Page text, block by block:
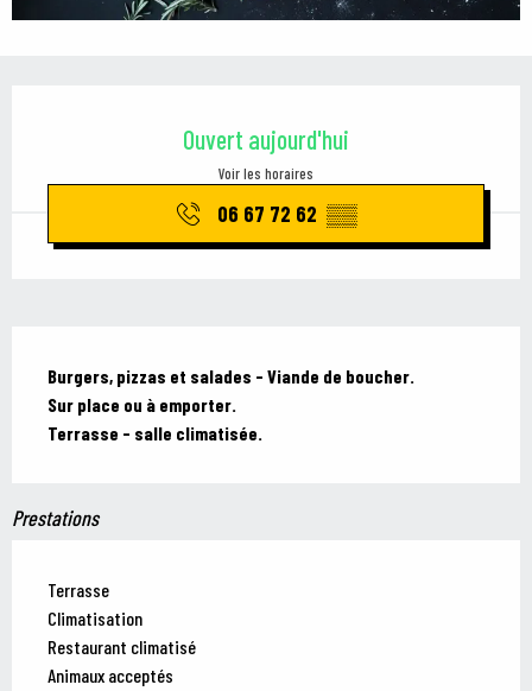
Ouvert aujourd'hui
Voir les horaires
06 67 72 62 ▒▒
Burgers, pizzas et salades - Viande de boucher.
Sur place ou à emporter.
Terrasse - salle climatisée.
Prestations
Terrasse
Climatisation
Restaurant climatisé
Animaux acceptés